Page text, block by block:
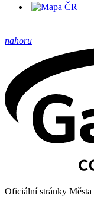
nahoru
Oficiální stránky